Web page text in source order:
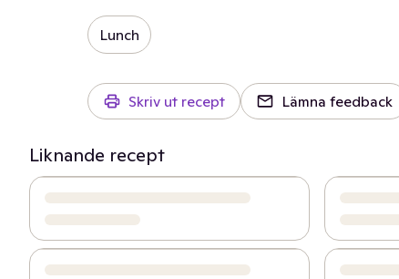
Lunch
Skriv ut recept Lämna feedback
Liknande recept